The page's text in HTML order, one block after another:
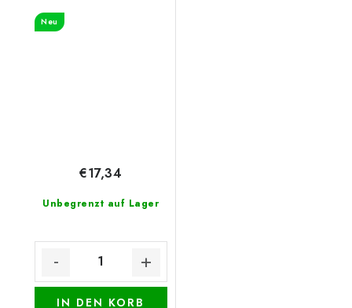
Vintage-Blumen
Neu
Unbegrenzt auf Lager
€17,34
IN DEN KORB